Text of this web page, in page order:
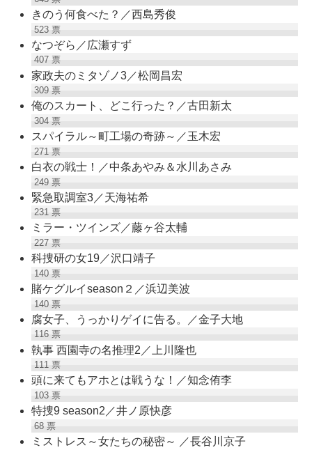
きのう何食べた？／西島秀俊
523票
なつぞら／広瀬すず
407票
家政夫のミタゾノ3／松岡昌宏
309票
俺のスカート、どこ行った？／古田新太
304票
スパイラル～町工場の奇跡～／玉木宏
271票
白衣の戦士！／中条あやみ＆水川あさみ
249票
緊急取調室3／天海祐希
231票
ミラー・ツインズ／藤ヶ谷太輔
227票
科捜研の女19／沢口靖子
140票
賭ケグルイseason２／浜辺美波
140票
腐女子、うっかりゲイに告る。／金子大地
116票
執事 西園寺の名推理2／上川隆也
111票
頭に来てもアホとは戦うな！／知念侑李
103票
特捜9 season2／井ノ原快彦
68票
ミストレス～女たちの秘密～ ／長谷川京子